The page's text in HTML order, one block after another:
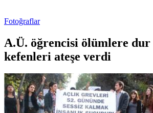
Fotoğraflar
A.Ü. öğrencisi ölümlere
kefenleri ateşe verdi